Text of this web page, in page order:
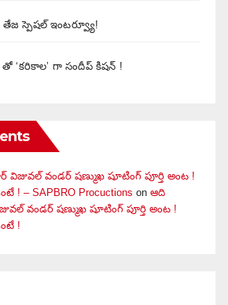
స్పెషల్ ఇంటర్వ్యూ!
తో ‘కరికాల’ గా సందీప్ కిషన్ !
వండ‌ర్ ష‌ణ్ముఖ షూటింగ్ పూర్తి అంట !
! – SAPBRO Procuctions on ఆది
వండ‌ర్ ష‌ణ్ముఖ షూటింగ్ పూర్తి అంట !
!